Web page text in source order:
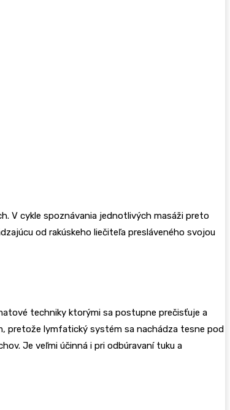
V cykle spoznávania jednotlivých masáži preto
od rakúskeho liečiteľa presláveného svojou
techniky ktorými sa postupne prečisťuje a
pretože lymfatický systém sa nachádza tesne pod
Je veľmi účinná i pri odbúravaní tuku a